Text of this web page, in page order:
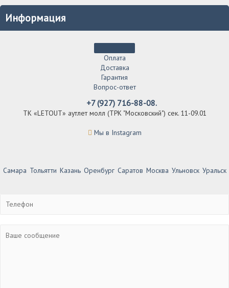
Информация
Оплата
Доставка
Гарантия
Вопрос-ответ
+7 (927) 716-88-08.
ТК «LETOUT» аутлет молл (ТРК "Московский") сек. 11-09.01
Мы в Instagram
Самара Тольятти Казань Оренбург Саратов Москва Ульновск Уральск